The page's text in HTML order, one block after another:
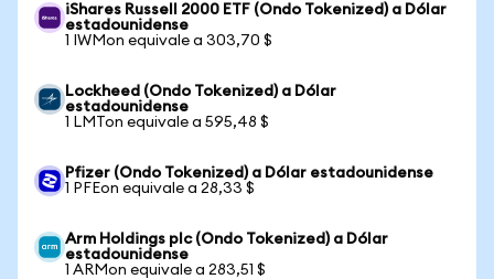
iShares Russell 2000 ETF (Ondo Tokenized) a Dólar
estadounidense
1 IWMon equivale a 303,70 $
Lockheed (Ondo Tokenized) a Dólar
estadounidense
1 LMTon equivale a 595,48 $
Pfizer (Ondo Tokenized) a Dólar estadounidense
1 PFEon equivale a 28,33 $
Arm Holdings plc (Ondo Tokenized) a Dólar
estadounidense
1 ARMon equivale a 283,51 $